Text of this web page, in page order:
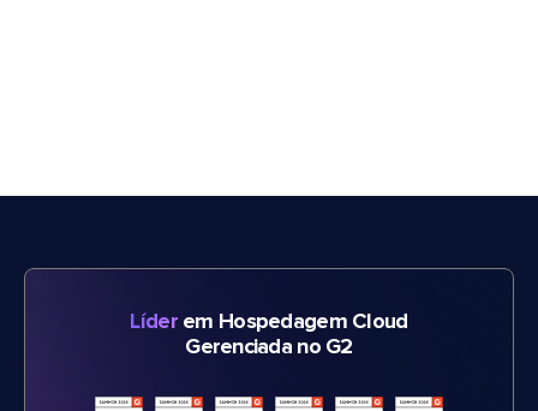
Líderem Hospedagem Cloud
Gerenciada no G2